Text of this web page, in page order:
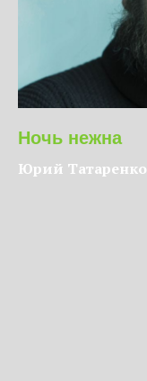
Ночь нежна
Юрий Татаренко